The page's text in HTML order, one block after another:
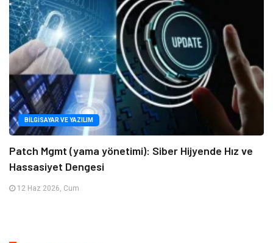
BILGISAYAR VE YAZILIM
Patch Mgmt (yama yönetimi): Siber Hijyende Hız ve
Hassasiyet Dengesi
12 Haz 2026, Cum